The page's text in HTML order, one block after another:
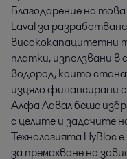
Благодарение на
Laval за
висококапацитетни
платки, използвани
водород, които
изцяло финансирани
Алфа Лавал беше
с целите и задачите
Технологията HyBloc
за премахване на